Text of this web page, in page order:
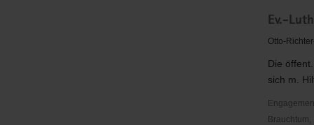
Ev.-
Otto-
Die
sich m.